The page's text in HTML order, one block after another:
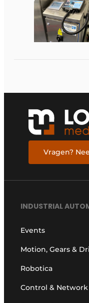
Vragen?
INDUSTRIAL
Events
Motion, Gears &
Robotica
Control & Network